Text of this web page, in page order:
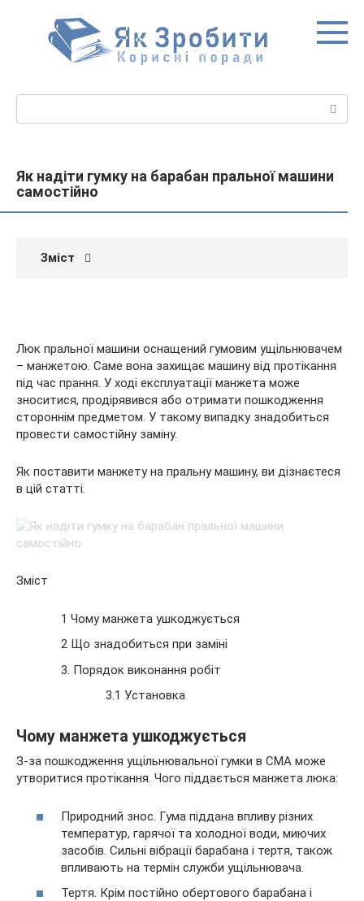
Як надіти гумку на барабан пральної машини
самостійно
Зміст
Люк пральної машини оснащений гумовим ущільнювачем
– манжетою. Саме вона захищає машину від протікання
під час прання. У ході експлуатації манжета може
зноситися, продірявився або отримати пошкодження
стороннім предметом. У такому випадку знадобиться
провести самостійну заміну.
Як поставити манжету на пральну машину, ви дізнаєтеся
в цій статті.
Зміст
1 Чому манжета ушкоджується
2 Що знадобиться при заміні
3. Порядок виконання робіт
3.1 Установка
Чому манжета ушкоджується
З-за пошкодження ущільнювальної гумки в СМА може
утворитися протікання. Чого піддається манжета люка:
Природний знос. Гума піддана впливу різних
температур, гарячої та холодної води, миючих
засобів. Сильні вібрації барабана і тертя, також
впливають на термін служби ущільнювача.
Тертя. Крім постійно обертового барабана і